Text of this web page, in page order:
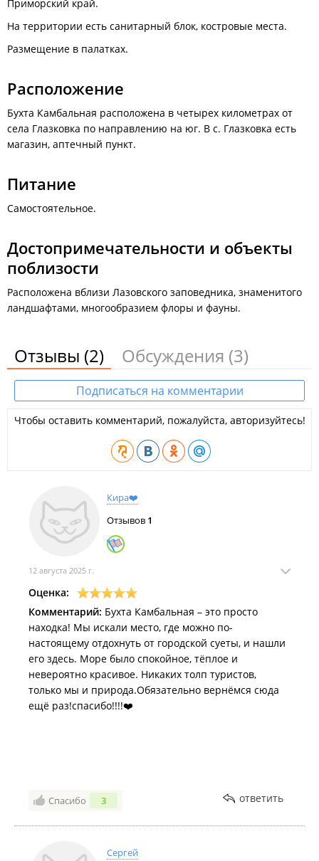
Приморский край.
На территории есть санитарный блок, костровые места.
Размещение в палатках.
Расположение
Бухта Камбальная расположена в четырех километрах от
села Глазковка по направлению на юг. В с. Глазковка есть
магазин, аптечный пункт.
Питание
Самостоятельное.
Достопримечательности и объекты
поблизости
Расположена вблизи Лазовского заповедника, знаменитого
ландшафтами, многообразием флоры и фауны.
Отзывы (2) Обсуждения (3)
Подписаться на комментарии
Чтобы оставить комментарий, пожалуйста, авторизуйтесь!
Кира❤️
Отзывов 1
12 августа 2025 г.
Оценка:
Комментарий: Бухта Камбальная – это просто
находка! Мы искали место, где можно по-
настоящему отдохнуть от городской суеты, и нашли
его здесь. Море было спокойное, тёплое и
невероятно красивое. Никаких толп туристов,
только мы и природа.Обязательно вернёмся сюда
ещё раз!спасибо!!!!❤️
Спасибо 3 ответить
Сергей